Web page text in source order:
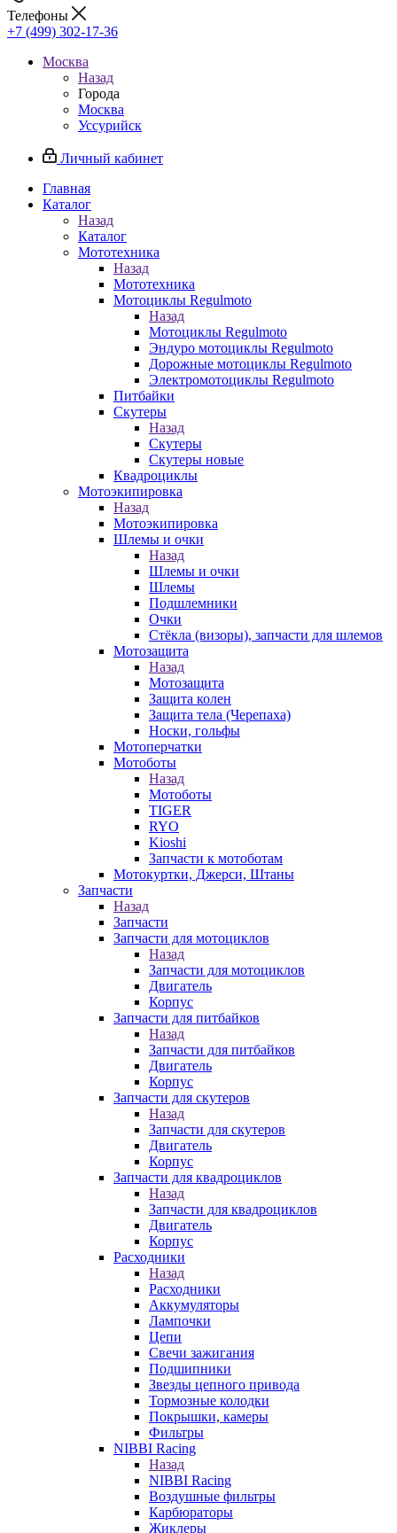
Телефоны
+7 (499) 302-17-36
Москва
Назад
Города
Москва
Уссурийск
Личный кабинет
Главная
Каталог
Назад
Каталог
Мототехника
Назад
Мототехника
Мотоциклы Regulmoto
Назад
Мотоциклы Regulmoto
Эндуро мотоциклы Regulmoto
Дорожные мотоциклы Regulmoto
Электромотоциклы Regulmoto
Питбайки
Скутеры
Назад
Скутеры
Скутеры новые
Квадроциклы
Мотоэкипировка
Назад
Мотоэкипировка
Шлемы и очки
Назад
Шлемы и очки
Шлемы
Подшлемники
Очки
Стёкла (визоры), запчасти для шлемов
Мотозащита
Назад
Мотозащита
Защита колен
Защита тела (Черепаха)
Носки, гольфы
Мотоперчатки
Мотоботы
Назад
Мотоботы
TIGER
RYO
Kioshi
Запчасти к мотоботам
Мотокуртки, Джерси, Штаны
Запчасти
Назад
Запчасти
Запчасти для мотоциклов
Назад
Запчасти для мотоциклов
Двигатель
Корпус
Запчасти для питбайков
Назад
Запчасти для питбайков
Двигатель
Корпус
Запчасти для скутеров
Назад
Запчасти для скутеров
Двигатель
Корпус
Запчасти для квадроциклов
Назад
Запчасти для квадроциклов
Двигатель
Корпус
Расходники
Назад
Расходники
Аккумуляторы
Лампочки
Цепи
Свечи зажигания
Подшипники
Звезды цепного привода
Тормозные колодки
Покрышки, камеры
Фильтры
NIBBI Racing
Назад
NIBBI Racing
Воздушные фильтры
Карбюраторы
Жиклеры